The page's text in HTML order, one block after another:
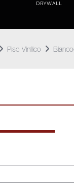
DRYWALL
Piso Vinílico